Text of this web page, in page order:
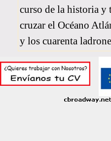
curso de la historia y
cruzar el Océano
y los cuarenta